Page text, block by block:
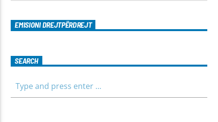
EMISIONI DREJTPËRDREJT
SEARCH